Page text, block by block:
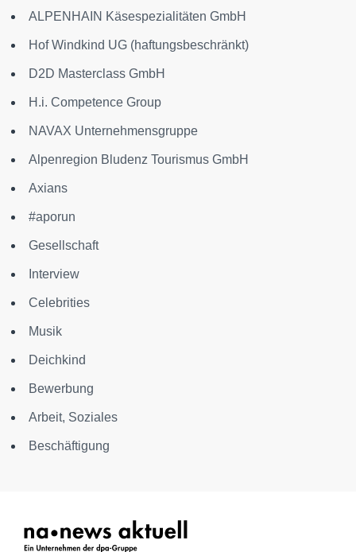
ALPENHAIN Käsespezialitäten GmbH
Hof Windkind UG (haftungsbeschränkt)
D2D Masterclass GmbH
H.i. Competence Group
NAVAX Unternehmensgruppe
Alpenregion Bludenz Tourismus GmbH
Axians
#aporun
Gesellschaft
Interview
Celebrities
Musik
Deichkind
Bewerbung
Arbeit, Soziales
Beschäftigung